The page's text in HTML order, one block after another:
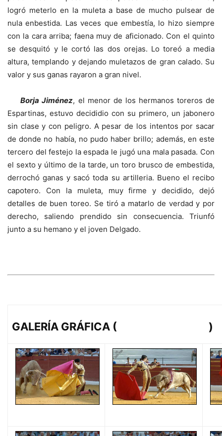
logró meterlo en la muleta a base de mucho pulsear de
nula enbestida. Las veces que embestía, lo hizo siempre
con la cara arriba; faena muy de aficionado. Con el quinto
se desquitó y le cortó las dos orejas. Lo toreó a media
altura, templando y dejando muletazos de gran calado. Su
valor y sus ganas rayaron a gran nivel.
Borja Jiménez, el menor de los hermanos toreros de
Espartinas, estuvo decididio con su primero, un jabonero
sin clase y con peligro. A pesar de los intentos por sacar
de donde no había, no pudo haber brillo; además, en este
tercero del festejo la espada le jugó una mala pasada. Con
el sexto y último de la tarde, un toro brusco de embestida,
derrochó ganas y sacó toda su artilleria. Bueno el recibo
capotero. Con la muleta, muy firme y decidido, dejó
detalles de buen toreo. Se tiró a matarlo de verdad y por
derecho, saliendo prendido sin consecuencia. Triunfó
junto a su hemano y el joven Delgado.
GALERÍA GRÁFICA ( )